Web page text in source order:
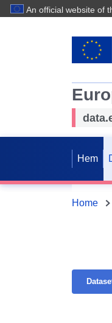
An official website of
Hem
Home